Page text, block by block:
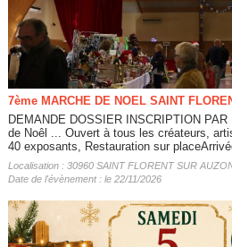
7ème MARCHE DE NOEL SAINT
DEMANDE DOSSIER INSCRIPTION
de Noêl ... Ouvert à tous les créateurs,
40 exposants, Restauration sur
Localisation : 30960 SAINT FLORENT SUR
Date de l'évènement : le 22/11/2026